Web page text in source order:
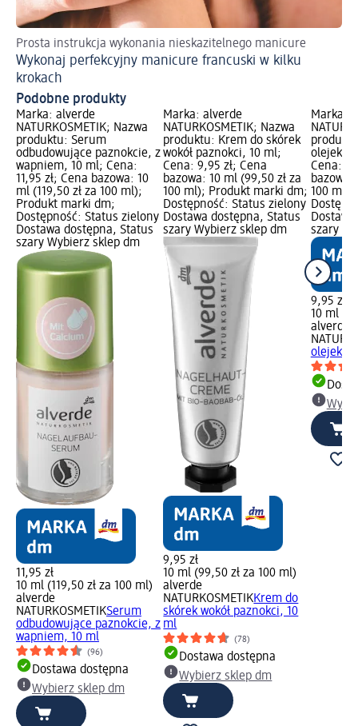
Prosta instrukcja wykonania nieskazitelnego manicure
Wykonaj perfekcyjny manicure francuski w kilku
krokach
Podobne produkty
Marka: alverde
NATURKOSMETIK; Nazwa
produktu: Serum
odbudowujące paznokcie, z
wapniem, 10 ml; Cena:
11,95 zł; Cena bazowa: 10
ml (119,50 zł za 100 ml);
Produkt marki dm;
Dostępność: Status zielony
Dostawa dostępna, Status
szary Wybierz sklep dm
11,95 zł
10 ml (119,50 zł za 100 ml)
alverde
NATURKOSMETIKSerum
odbudowujące paznokcie, z
wapniem, 10 ml
(96)
Dostawa dostępna
Wybierz sklep dm
Marka: alverde
NATURKOSMETIK; Nazwa
produktu: Krem do skórek
wokół paznokci, 10 ml;
Cena: 9,95 zł; Cena
bazowa: 10 ml (99,50 zł za
100 ml); Produkt marki dm;
Dostępność: Status zielony
Dostawa dostępna, Status
szary Wybierz sklep dm
9,95 zł
10 ml (99,50 zł za 100 ml)
alverde
NATURKOSMETIKKrem do
skórek wokół paznokci, 10
ml
(78)
Dostawa dostępna
Wybierz sklep dm
Marka:
olejek
Cena:
bazowa:
100 ml);
szary
9,95 zł
10 ml
alverde
olejek